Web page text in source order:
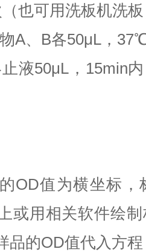
也可用洗板机洗
A、B各50μL，
液50μL，15min
OD值为横坐标，
或用相关软件绘制
品的OD值代入方